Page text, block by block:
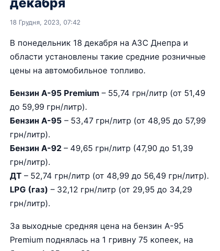
18 Грудня, 2023, 07:42
В понедельник 18 декабря на АЗС Днепра и
области установлены такие средние розничные
цены на автомобильное топливо.
Бензин А-95 Premium – 55,74 грн/литр (от 51,49
до 59,99 грн/литр).
Бензин А-95 – 53,47 грн/литр (от 48,95 до 57,99
грн/литр).
Бензин А-92 – 49,65 грн/литр (47,90 до 51,39
грн/литр).
ДТ – 52,74 грн/литр (от 48,99 до 56,49 грн/литр).
LPG (газ) – 32,12 грн/литр (от 29,95 до 34,29
грн/литр).
За выходные средняя цена на бензин А-95
Premium поднялась на 1 гривну 75 копеек, на